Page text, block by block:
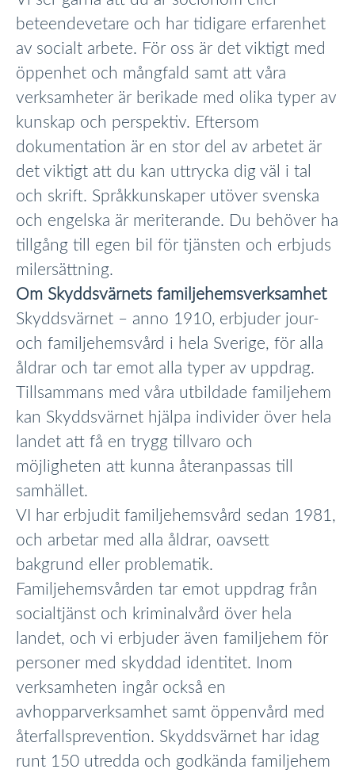
beteendevetare och har tidigare erfarenhet
av socialt arbete. För oss är det viktigt med
öppenhet och mångfald samt att våra
verksamheter är berikade med olika typer av
kunskap och perspektiv. Eftersom
dokumentation är en stor del av arbetet är
det viktigt att du kan uttrycka dig väl i tal
och skrift. Språkkunskaper utöver svenska
och engelska är meriterande. Du behöver ha
tillgång till egen bil för tjänsten och erbjuds
milersättning.
Om Skyddsvärnets familjehemsverksamhet
Skyddsvärnet – anno 1910, erbjuder jour-
och familjehemsvård i hela Sverige, för alla
åldrar och tar emot alla typer av uppdrag.
Tillsammans med våra utbildade familjehem
kan Skyddsvärnet hjälpa individer över hela
landet att få en trygg tillvaro och
möjligheten att kunna återanpassas till
samhället.
VI har erbjudit familjehemsvård sedan 1981,
och arbetar med alla åldrar, oavsett
bakgrund eller problematik.
Familjehemsvården tar emot uppdrag från
socialtjänst och kriminalvård över hela
landet, och vi erbjuder även familjehem för
personer med skyddad identitet. Inom
verksamheten ingår också en
avhopparverksamhet samt öppenvård med
återfallsprevention. Skyddsvärnet har idag
runt 150 utredda och godkända familjehem